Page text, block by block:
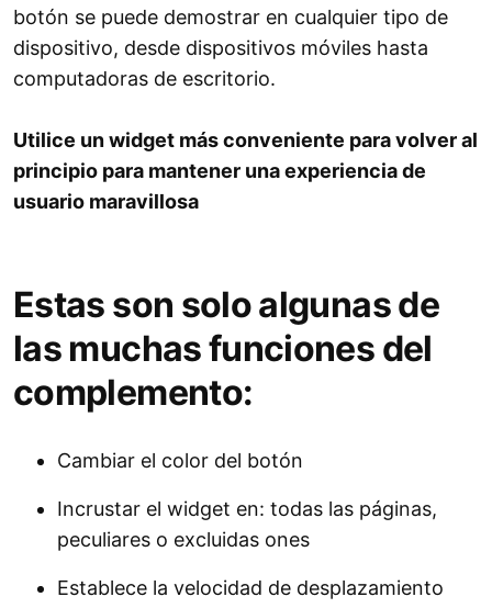
botón se puede demostrar en cualquier tipo de
dispositivo, desde dispositivos móviles hasta
computadoras de escritorio.
Utilice un widget más conveniente para volver al
principio para mantener una experiencia de
usuario maravillosa
Estas son solo algunas de
las muchas funciones del
complemento:
Cambiar el color del botón
Incrustar el widget en: todas las páginas,
peculiares o excluidas ones
Establece la velocidad de desplazamiento